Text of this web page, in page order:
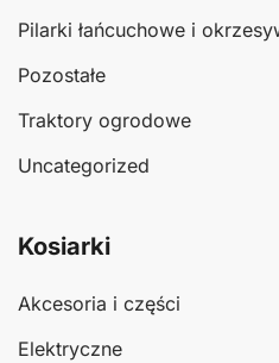
Pilarki łańcuchowe i
Pozostałe
Traktory ogrodowe
Uncategorized
Kosiarki
Akcesoria i części
Elektryczne